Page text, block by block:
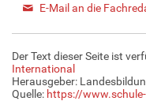
E-Mail an die
Der Text dieser Seite ist
International
Herausgeber:
Quelle: https://